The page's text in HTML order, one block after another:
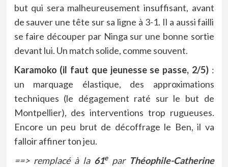
but qui sera malheureusement insuffisant, avant
de sauver une tête sur sa ligne à 3-1. Il a aussi failli
se faire découper par Ninga sur une bonne sortie
devant lui. Un match solide, comme souvent.
Karamoko (il faut que jeunesse se passe, 2/5):
un marquage élastique, des approximations
techniques (le dégagement raté sur le but de
Montpellier), des interventions trop rugueuses.
Encore un peu brut de décoffrage le Ben, il va
falloir affiner ton jeu.
==> remplacé à la 61epar Théophile-Catherine